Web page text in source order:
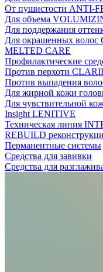
От пушистости ANTI-
Для объема
Для поддержания
Для окрашенных
MELTED CARE
Профилактические
Против перхоти
Против выпадения
Для жирной кожи
Для чувствительной
Insight LENITIVE
Техническая линия
REBUILD
Перманентные системы
Средства для завивки
Средства для